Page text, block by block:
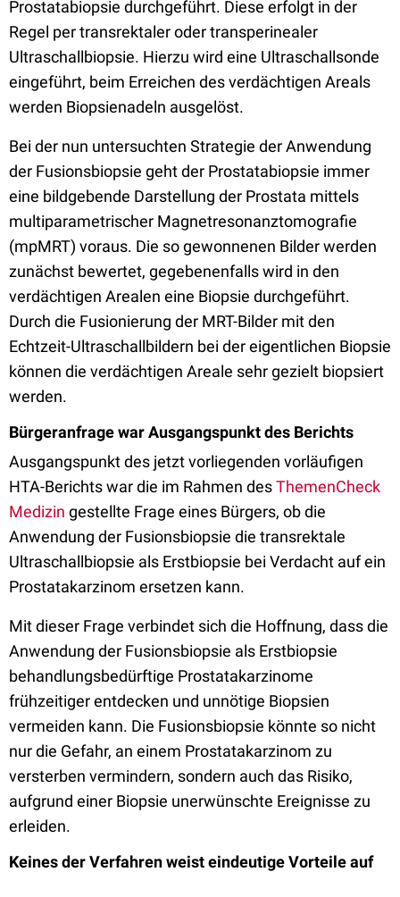
Prostatabiopsie durchgeführt. Diese erfolgt in der
Regel per transrektaler oder transperinealer
Ultraschallbiopsie. Hierzu wird eine Ultraschallsonde
eingeführt, beim Erreichen des verdächtigen Areals
werden Biopsienadeln ausgelöst.
Bei der nun untersuchten Strategie der Anwendung
der Fusionsbiopsie geht der Prostatabiopsie immer
eine bildgebende Darstellung der Prostata mittels
multiparametrischer Magnetresonanztomografie
(mpMRT) voraus. Die so gewonnenen Bilder werden
zunächst bewertet, gegebenenfalls wird in den
verdächtigen Arealen eine Biopsie durchgeführt.
Durch die Fusionierung der MRT-Bilder mit den
Echtzeit-Ultraschallbildern bei der eigentlichen Biopsie
können die verdächtigen Areale sehr gezielt biopsiert
werden.
Bürgeranfrage war Ausgangspunkt des Berichts
Ausgangspunkt des jetzt vorliegenden vorläufigen
HTA-Berichts war die im Rahmen desThemenCheck
Medizin gestellte Frage eines Bürgers, ob die
Anwendung der Fusionsbiopsie die transrektale
Ultraschallbiopsie als Erstbiopsie bei Verdacht auf ein
Prostatakarzinom ersetzen kann.
Mit dieser Frage verbindet sich die Hoffnung, dass die
Anwendung der Fusionsbiopsie als Erstbiopsie
behandlungsbedürftige Prostatakarzinome
frühzeitiger entdecken und unnötige Biopsien
vermeiden kann. Die Fusionsbiopsie könnte so nicht
nur die Gefahr, an einem Prostatakarzinom zu
versterben vermindern, sondern auch das Risiko,
aufgrund einer Biopsie unerwünschte Ereignisse zu
erleiden.
Keines der Verfahren weist eindeutige Vorteile auf